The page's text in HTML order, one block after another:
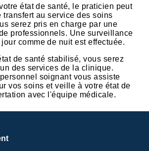
état de santé, le praticien peut
transfert au service des soins
serez pris en charge par une
professionnels. Une surveillance
comme de nuit est effectuée.
de santé stabilisé, vous serez
des services de la clinique.
soignant vous assiste
vos soins et veille à votre état de
avec l'équipe médicale.